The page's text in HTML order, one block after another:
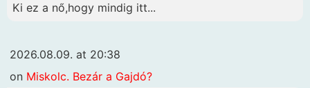
Ki ez a nő,hogy mindig itt...
2026.08.09. at 20:38
on Miskolc. Bezár a Gajdó?